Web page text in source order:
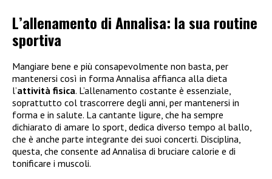
L’allenamento di Annalisa: la sua routine
sportiva
Mangiare bene e più consapevolmente non basta, per
mantenersi così in forma Annalisa affianca alla dieta
l’attività fisica. L’allenamento costante è essenziale,
soprattutto col trascorrere degli anni, per mantenersi in
forma e in salute. La cantante ligure, che ha sempre
dichiarato di amare lo sport, dedica diverso tempo al ballo,
che è anche parte integrante dei suoi concerti. Disciplina,
questa, che consente ad Annalisa di bruciare calorie e di
tonificare i muscoli.